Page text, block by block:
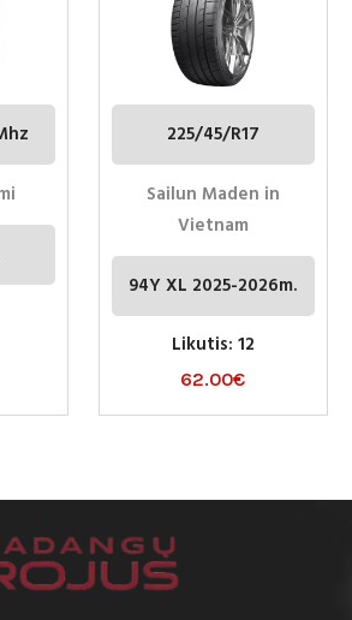
225/45/R17
Sailun Maden in
Vietnam
94Y XL 2025-2026m.
Likutis: 12
62.00€